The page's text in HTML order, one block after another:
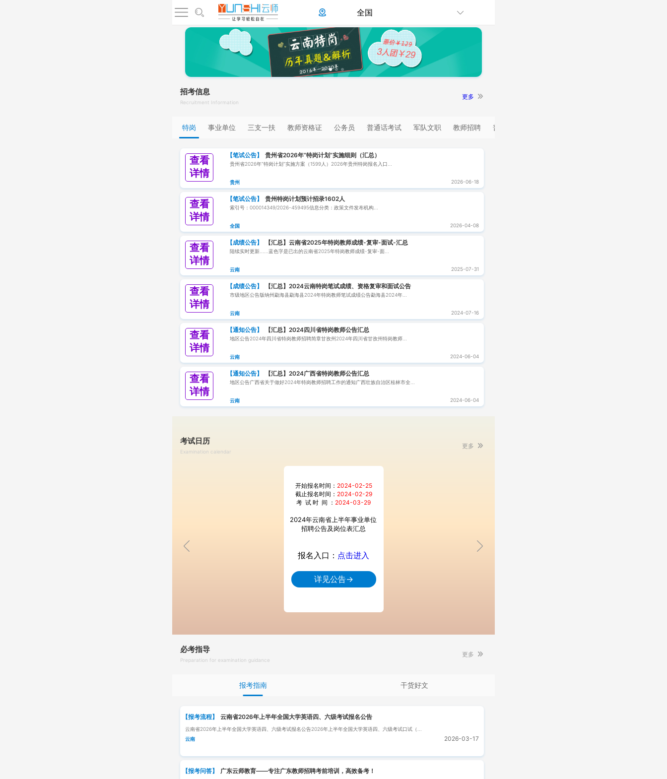
全国
招考信息
Recruitment Information
更多
特岗 事业单位 三支一扶 教师资格证 公务员 普通话考试 军队文职 教师招聘 普岗
查看
详情
【笔试公告】 贵州省2026年“特岗计划”实施细则（汇总）
贵州省2026年“特岗计划”实施方案（1599人）2026年贵州特岗报名入口...
贵州 2026-06-18
查看
详情
【笔试公告】 贵州特岗计划预计招录1602人
索引号：000014349/2026-459495信息分类：政策文件发布机构...
全国 2026-04-08
查看
详情
【成绩公告】 【汇总】云南省2025年特岗教师成绩-复审-面试-汇总
陆续实时更新......蓝色字是已出的云南省2025年特岗教师成绩-复审-面...
云南 2025-07-31
查看
详情
【成绩公告】 【汇总】2024云南特岗笔试成绩、资格复审和面试公告
市级地区公告版纳州勐海县勐海县2024年特岗教师笔试成绩公告勐海县2024年...
云南 2024-07-16
查看
详情
【通知公告】 【汇总】2024四川省特岗教师公告汇总
地区公告2024年四川省特岗教师招聘简章甘孜州2024年四川省甘孜州特岗教师...
云南 2024-06-04
查看
详情
【通知公告】 【汇总】2024广西省特岗教师公告汇总
地区公告广西省关于做好2024年特岗教师招聘工作的通知广西壮族自治区桂林市全...
云南 2024-06-04
考试日历
Examination calendar
更多
开始报名时间： 2024-02-25
截止报名时间： 2024-02-29
考 试 时 间 ： 2024-03-29
2024年云南省上半年事业单位
招聘公告及岗位表汇总
报名入口： 点击进入
详见公告→
必考指导
Preparation for examination guidance
更多
报考指南 干货好文
【报考流程】 云南省2026年上半年全国大学英语四、六级考试报名公告
云南省2026年上半年全国大学英语四、六级考试报名公告2026年上半年全国大学英语四、六级考试口试（...
云南
2026-03-17
【报考问答】 广东云师教育——专注广东教师招聘考前培训，高效备考！